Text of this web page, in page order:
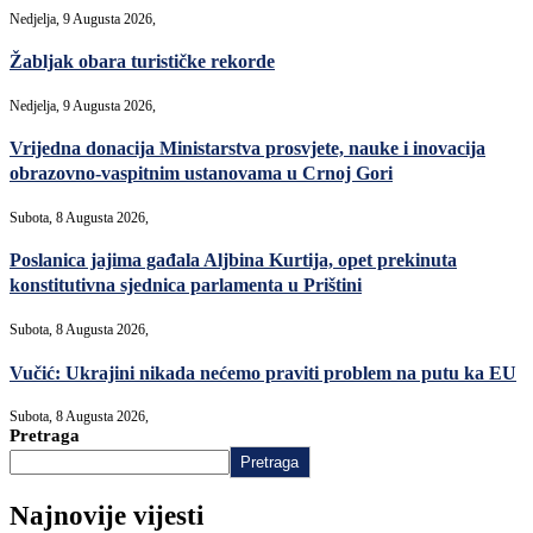
Nedjelja, 9 Augusta 2026,
Žabljak obara turističke rekorde
Nedjelja, 9 Augusta 2026,
Vrijedna donacija Ministarstva prosvjete, nauke i inovacija
obrazovno-vaspitnim ustanovama u Crnoj Gori
Subota, 8 Augusta 2026,
Poslanica jajima gađala Aljbina Kurtija, opet prekinuta
konstitutivna sjednica parlamenta u Prištini
Subota, 8 Augusta 2026,
Vučić: Ukrajini nikada nećemo praviti problem na putu ka EU
Subota, 8 Augusta 2026,
Pretraga
Pretraga
Najnovije vijesti